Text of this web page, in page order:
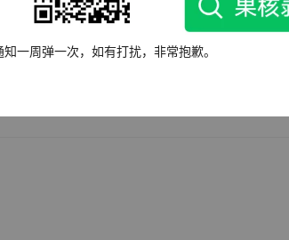
的。IDEA是JetBrains公司的产品，这家公
为主。它的旗舰版本还支持HTML，CSS，
色优化，集成多种插件，修改授权，可以U
知一周弹一次，如有打扰，非常抱歉。